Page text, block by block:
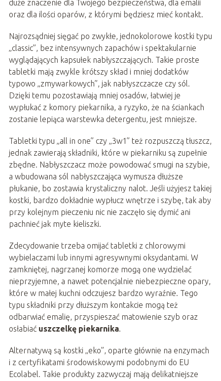
duże znaczenie dla Twojego bezpieczeństwa, dla emalii
oraz dla ilości oparów, z którymi będziesz mieć kontakt.
Najrozsądniej sięgać po zwykłe, jednokolorowe kostki typu
„classic”, bez intensywnych zapachów i spektakularnie
wyglądających kapsułek nabłyszczających. Takie proste
tabletki mają zwykle krótszy skład i mniej dodatków
typowo „zmywarkowych”, jak nabłyszczacze czy sól.
Dzięki temu pozostawiają mniej osadów, łatwiej je
wypłukać z komory piekarnika, a ryzyko, że na ściankach
zostanie lepiąca warstewka detergentu, jest mniejsze.
Tabletki typu „all in one” czy „3w1” też rozpuszczą tłuszcz,
jednak zawierają składniki, które w piekarniku są zupełnie
zbędne. Nabłyszczacz może powodować smugi na szybie,
a wbudowana sól nabłyszczająca wymusza dłuższe
płukanie, bo zostawia krystaliczny nalot. Jeśli użyjesz takiej
kostki, bardzo dokładnie wypłucz wnętrze i szybę, tak aby
przy kolejnym pieczeniu nic nie zaczęło się dymić ani
pachnieć jak myte kieliszki.
Zdecydowanie trzeba omijać tabletki z chlorowymi
wybielaczami lub innymi agresywnymi oksydantami. W
zamkniętej, nagrzanej komorze mogą one wydzielać
nieprzyjemne, a nawet potencjalnie niebezpieczne opary,
które w małej kuchni odczujesz bardzo wyraźnie. Tego
typu składniki przy dłuższym kontakcie mogą też
odbarwiać emalię, przyspieszać matowienie szyb oraz
osłabiać uszczelkę piekarnika.
Alternatywą są kostki „eko”, oparte głównie na enzymach
i z certyfikatami środowiskowymi podobnymi do EU
Ecolabel. Takie produkty zazwyczaj mają delikatniejsze